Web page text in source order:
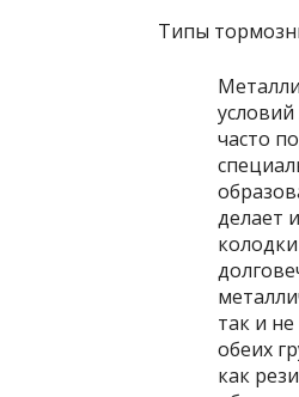
Типы
часто
делает
так и
обеих
как